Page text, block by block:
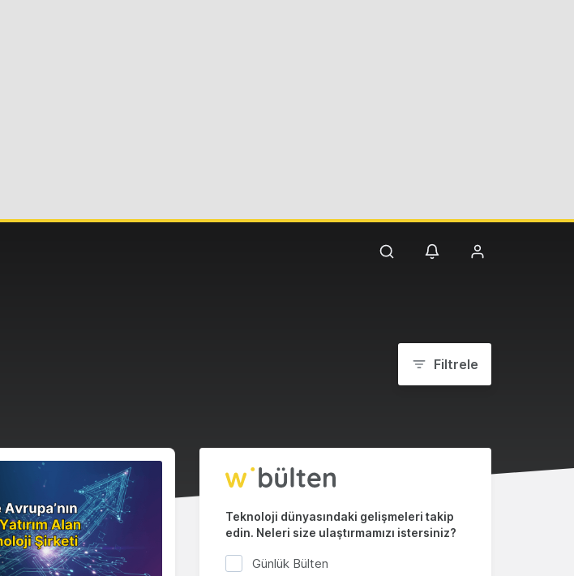
Filtrele
Teknoloji dünyasındaki gelişmeleri takip
edin. Neleri size ulaştırmamızı istersiniz?
Günlük Bülten